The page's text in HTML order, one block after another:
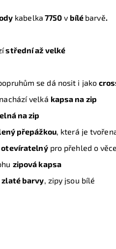
kabelka 7750 v bílé barvě.
střední až velké
se dá nosit i jako
velká kapsa na zip
na zip
přepážkou, která je
otevíratelnýpro přehled o
zipová kapsa
zlaté barvy , zipy jsou bílé